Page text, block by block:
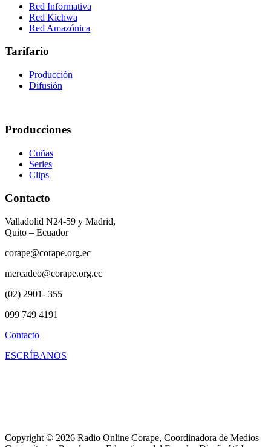
Red Informativa
Red Kichwa
Red Amazónica
Tarifario
Producción
Difusión
Producciones
Cuñas
Series
Clips
Contacto
Valladolid N24-59 y Madrid,
Quito – Ecuador
corape@corape.org.ec
mercadeo@corape.org.ec
(02) 2901- 355
099 749 4191
Contacto
ESCRÍBANOS
Copyright © 2026 Radio Online Corape, Coordinadora de Medios